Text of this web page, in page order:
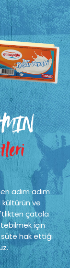
adım adım
ve
çatala
için
süte hak ettiği